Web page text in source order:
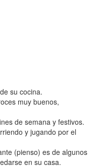
su cocina.
muy buenos,
de semana y festivos.
y jugando por el
(pienso) es de algunos
en su casa.